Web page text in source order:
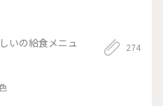
いの給食メニュ
274